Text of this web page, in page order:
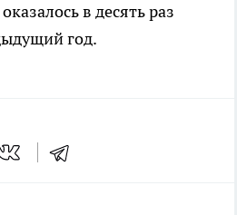
в десять раз
год.